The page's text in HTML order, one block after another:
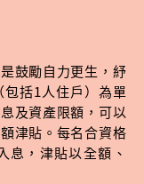
鼓勵自力更生，紓
括1人住戶）為單
及資產限額，可以
津貼。每名合資格
息，津貼以全額、